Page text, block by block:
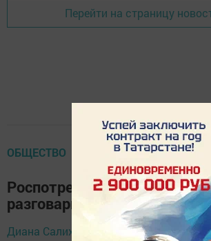
Перейти на страницу
ОБЩЕСТВО
Роспотребнадзор дал
разговаривать по
Диана Салихзанова,
11 января 2020 -
13:08